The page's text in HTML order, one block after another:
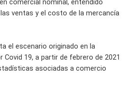
comercial nominal, entendido
ventas y el costo de la mercancía
el escenario originado en la
Covid 19, a partir de febrero de 2021
asociadas a comercio